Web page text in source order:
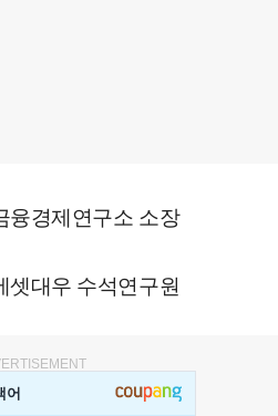
융경제연구소 소장
셋대우 수석연구원